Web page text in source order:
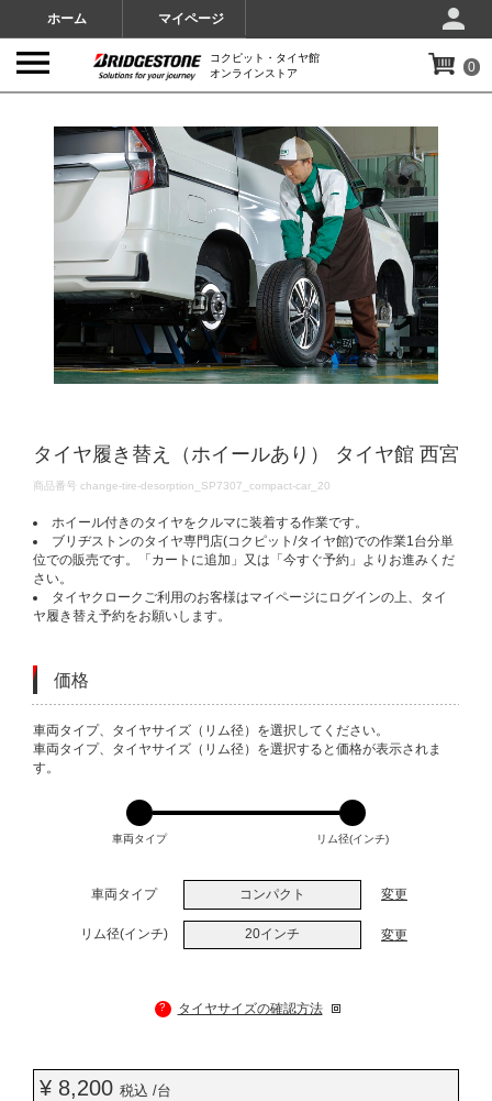
ホーム マイページ
コクピット・タイヤ館
オンラインストア
0
タイヤ履き替え（ホイールあり） タイヤ館 西宮
DETAILS
商品番号 change-tire-desorption_SP7307_compact-car_20
ホイール付きのタイヤをクルマに装着する作業です。
ブリヂストンのタイヤ専門店(コクピット/タイヤ館)での作業1台分単
位での販売です。「カートに追加」又は「今すぐ予約」よりお進みくだ
さい。
タイヤクロークご利用のお客様はマイページにログインの上、タイ
ヤ履き替え予約をお願いします。
価格
VARIATIONS
車両タイプ、タイヤサイズ（リム径）を選択してください。
車両タイプ、タイヤサイズ（リム径）を選択すると価格が表示されま
す。
車両タイプ リム径(インチ)
車両タイプ コンパクト 変更
リム径(インチ) 20インチ 変更
? タイヤサイズの確認方法
¥ 8,200 税込 /台